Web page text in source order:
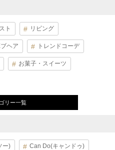
ト リビング
ヘア トレンドコーデ
お菓子・スイーツ
リー一覧
ー) Can Do(キャンドゥ)